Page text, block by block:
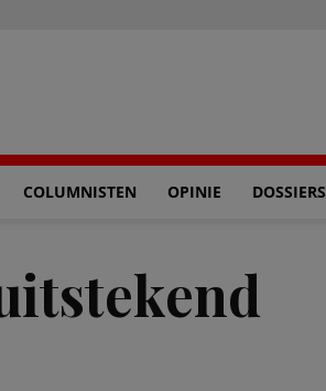
COLUMNISTEN OPINIE DOSSIERS